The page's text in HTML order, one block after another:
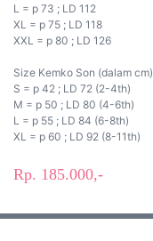
L = p 73 ; LD 112
XL = p 75 ; LD 118
XXL = p 80 ; LD 126
Size Kemko Son (dalam cm)
S = p 42 ; LD 72 (2-4th)
M = p 50 ; LD 80 (4-6th)
L = p 55 ; LD 84 (6-8th)
XL = p 60 ; LD 92 (8-11th)
Rp. 185.000,-